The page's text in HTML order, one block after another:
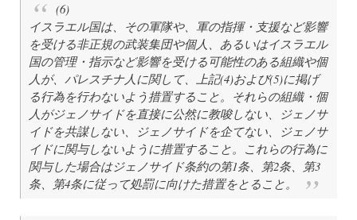
(6)
イスラエル国は、その軍隊や、軍の指揮・支援など影響
を受ける非正規の武装集団や個人、あるいはイスラエル
国の管理・指示など影響を受ける可能性のある組織や個
人が、パレスチナ人に関して、上記(4)および(5)に掲げ
る行為を行わないよう措置すること。それらの組織・個
人がジェノサイドを直接に公然に教唆しない、ジェノサ
イドを共謀しない、ジェノサイドを企てない、ジェノサ
イドに関与しないように措置すること。これらの行為に
関与した場合はジェノサイド条約の第1条、第2条、第3
条、第4条に従って処罰に向けた措置をとること。